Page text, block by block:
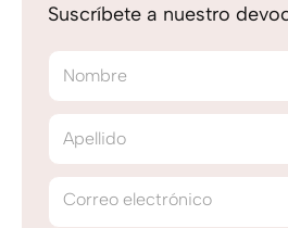
Suscríbete a nuestro
Nombre
Apellido
Correo electrónico